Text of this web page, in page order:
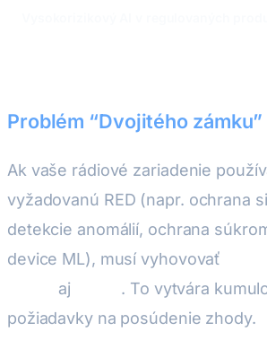
Problém “Dvojitého zámku”
Ak vaše rádiové zariadenie
vyžadovanú RED (napr. ochrana
detekcie anomálií, ochrana
device ML), musí vyhovovať
aj
. To vytvára
požiadavky na posúdenie zhody.